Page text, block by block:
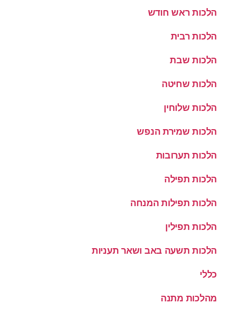
הלכות ראש חודש
הלכות רבית
הלכות שבת
הלכות שחיטה
הלכות שלוחין
הלכות שמירת הנפש
הלכות תערובות
הלכות תפילה
הלכות תפילות המנחה
הלכות תפילין
הלכות תשעה באב ושאר תעניות
כללי
מהלכות מתנה